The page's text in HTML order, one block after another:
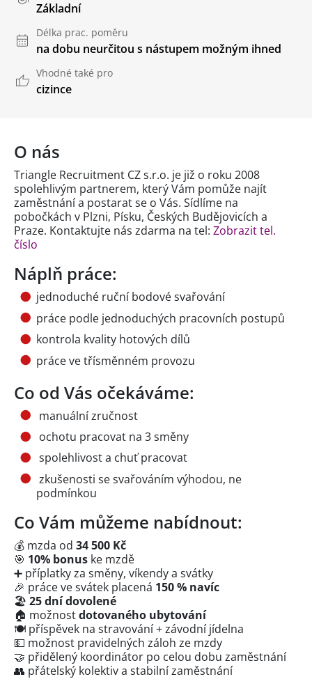
Základní
Délka prac. poměru
na dobu neurčitou s nástupem možným ihned
Vhodné také pro
cizince
O nás
Triangle Recruitment CZ s.r.o. je již o roku 2008
spolehlivým partnerem, který Vám pomůže najít
zaměstnání a postarat se o Vás. Sídlíme na
pobočkách v Plzni, Písku, Českých Budějovicích a
Praze. Kontaktujte nás zdarma na tel: Zobrazit tel.
číslo
Náplň práce:
jednoduché ruční bodové svařování
práce podle jednoduchých pracovních postupů
kontrola kvality hotových dílů
práce ve třísměnném provozu
Co od Vás očekáváme:
manuální zručnost
ochotu pracovat na 3 směny
spolehlivost a chuť pracovat
zkušenosti se svařováním výhodou, ne
podmínkou
Co Vám můžeme nabídnout:
💰 mzda od 34 500 Kč
🎯 10% bonus ke mzdě
➕ příplatky za směny, víkendy a svátky
🎉 práce ve svátek placená 150 % navíc
🏖️ 25 dní dovolené
🏠 možnostdotovaného ubytování
🍽️ příspěvek na stravování + závodní jídelna
💵 možnost pravidelných záloh ze mzdy
🤝 přidělený koordinátor po celou dobu zaměstnání
👥 přátelský kolektiv a stabilní zaměstnání